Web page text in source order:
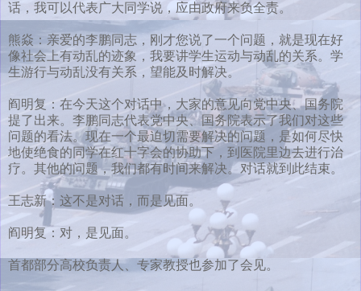
话，我可以代表广大同学说，应由政府来负全责。
熊焱：亲爱的李鹏同志，刚才您说了一个问题，就是现在好
像社会上有动乱的迹象，我要讲学生运动与动乱的关系。学
生游行与动乱没有关系，望能及时解决。
阎明复：在今天这个对话中，大家的意见向党中央、国务院
提了出来。李鹏同志代表党中央、国务院表示了我们对这些
问题的看法。现在一个最迫切需要解决的问题，是如何尽快
地使绝食的同学在红十字会的协助下，到医院里边去进行治
疗。其他的问题，我们都有时间来解决。对话就到此结束。
王志新：这不是对话，而是见面。
阎明复：对，是见面。
首都部分高校负责人、专家教授也参加了会见。